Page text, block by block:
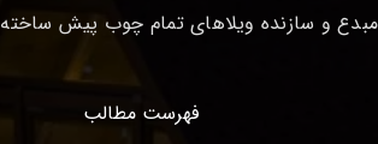
مبدع و سازنده ویلاهای تمام چوب پیش ساخته
فهرست مطالب